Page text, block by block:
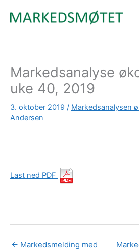
Markedsanalyse
uke 40, 2019
3. oktober 2019 / Markedsanalysen
Andersen
Last ned PDF
← Markedsmelding med